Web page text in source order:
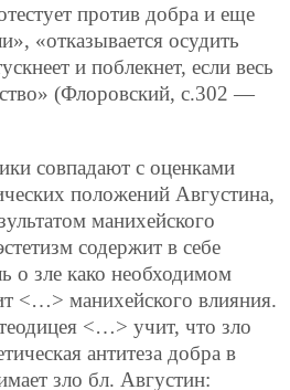
против добра и еще
«отказывается осудить
и поблекнет, если весь
(Флоровский, с.302 —
совпадают с оценками
положений Августина,
манихейского
содержит в себе
о зле како необходимом
<…> манихейского влияния.
<…> учит, что зло
антитеза добра в
зло бл. Августин: